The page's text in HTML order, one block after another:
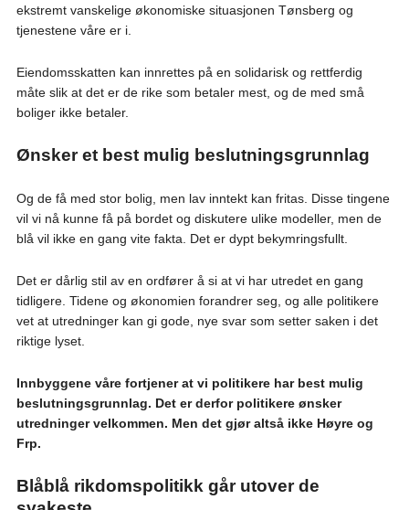
ekstremt vanskelige økonomiske situasjonen Tønsberg og
tjenestene våre er i.
Eiendomsskatten kan innrettes på en solidarisk og rettferdig
måte slik at det er de rike som betaler mest, og de med små
boliger ikke betaler.
Ønsker et best mulig beslutningsgrunnlag
Og de få med stor bolig, men lav inntekt kan fritas. Disse tingene
vil vi nå kunne få på bordet og diskutere ulike modeller, men de
blå vil ikke en gang vite fakta. Det er dypt bekymringsfullt.
Det er dårlig stil av en ordfører å si at vi har utredet en gang
tidligere. Tidene og økonomien forandrer seg, og alle politikere
vet at utredninger kan gi gode, nye svar som setter saken i det
riktige lyset.
Innbyggene våre fortjener at vi politikere har best mulig
beslutningsgrunnlag. Det er derfor politikere ønsker
utredninger velkommen. Men det gjør altså ikke Høyre og
Frp.
Blåblå rikdomspolitikk går utover de